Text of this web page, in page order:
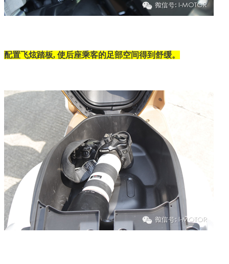
配置飞炫踏板, 使后座乘客的足部空间得到舒缓。